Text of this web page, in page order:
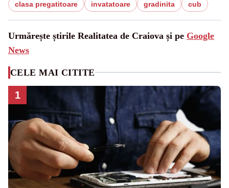
clasa pregatitoare invatatoare gradinita cub
Urmărește știrile Realitatea de Craiova și pe Google
News
CELE MAI CITITE
1